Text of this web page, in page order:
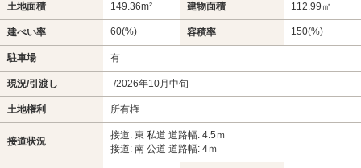
土地面積 149.36m² 建物面積 112.99㎡
建ぺい率 60(%) 容積率 150(%)
駐車場 有
現況/引渡し -/2026年10月中旬
土地権利 所有権
接道状況
接道: 東 私道 道路幅: 4.5ｍ
接道: 南 公道 道路幅: 4ｍ